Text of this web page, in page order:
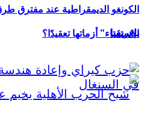
بإفريقيا
الكونغو الديمقراطية عند مفترق
الاستفتاء” أزماتها تعقيدًا؟